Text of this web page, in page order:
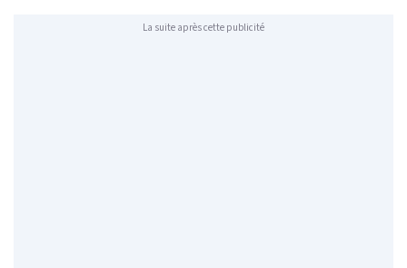
La suite après cette publicité